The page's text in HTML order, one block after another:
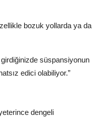
bozuk yollarda ya da
süspansiyonun
edici olabiliyor.”
dengeli